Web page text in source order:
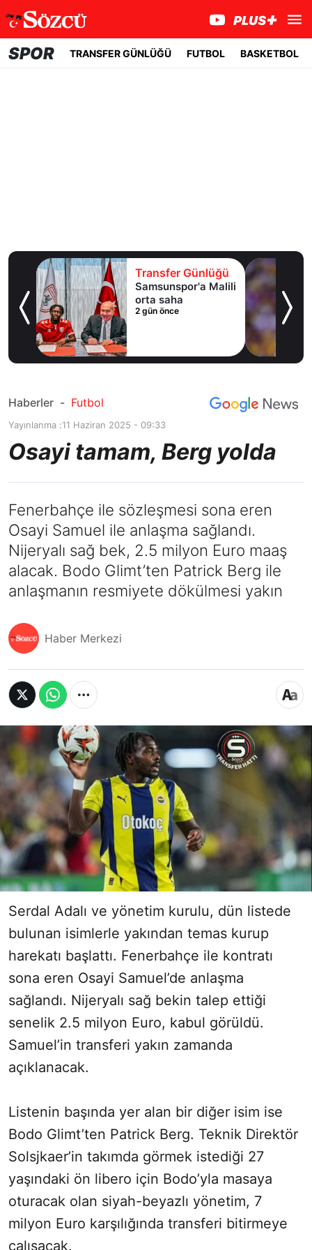
SPOR TRANSFER GÜNLÜĞÜ FUTBOL BASKETBOL
Transfer Günlüğü
Galatasaray’a
transferde yine
kötü haber! Premier
Haberler - Futbol
Yayınlanma :11 Haziran 2025 - 09:33
Osayi tamam, Berg yolda
Fenerbahçe ile sözleşmesi sona eren
Osayi Samuel ile anlaşma sağlandı.
Nijeryalı sağ bek, 2.5 milyon Euro maaş
alacak. Bodo Glimt’ten Patrick Berg ile
anlaşmanın resmiyete dökülmesi yakın
Haber Merkezi
Serdal Adalı ve yönetim kurulu, dün listede
bulunan isimlerle yakından temas kurup
harekatı başlattı. Fenerbahçe ile kontratı
sona eren Osayi Samuel’de anlaşma
sağlandı. Nijeryalı sağ bekin talep ettiği
senelik 2.5 milyon Euro, kabul görüldü.
Samuel’in transferi yakın zamanda
açıklanacak.
Listenin başında yer alan bir diğer isim ise
Bodo Glimt’ten Patrick Berg. Teknik Direktör
Solsjkaer’in takımda görmek istediği 27
yaşındaki ön libero için Bodo’yla masaya
oturacak olan siyah-beyazlı yönetim, 7
milyon Euro karşılığında transferi bitirmeye
çalışacak.